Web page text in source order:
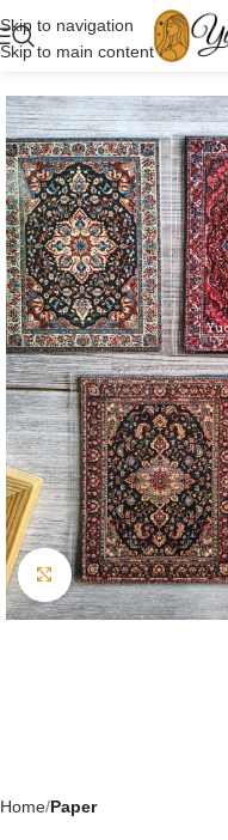
Skip to navigation
Skip to main content
Click to enlarge
Home Paper